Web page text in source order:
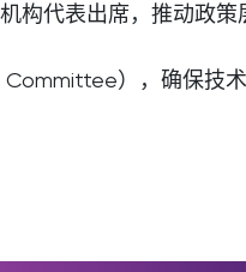
构代表出席，推动政策
），确保技